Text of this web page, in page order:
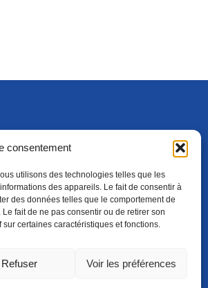
consentement
utilisons des technologies telles que les
des appareils. Le fait de consentir à
des données telles que le comportement de
fait de ne pas consentir ou de retirer son
certaines caractéristiques et fonctions.
Refuser Voir les préférences
S'ABONNER
(NOUVELLE FENÊTRE)
ADHÉRER